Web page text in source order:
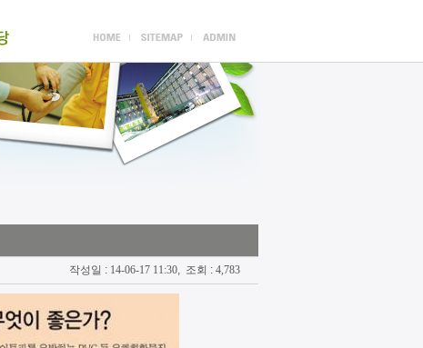
작성일 : 14-06-17 11:30, 조회 : 4,783